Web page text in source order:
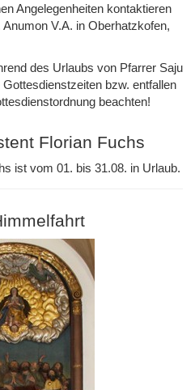
Angelegenheiten kontaktieren
V.A. in Oberhatzkofen,
des Urlaubs von Pfarrer Saju
bzw. entfallen
beachten!
Florian Fuchs
ist vom 01. bis 31.08. in Urlaub.